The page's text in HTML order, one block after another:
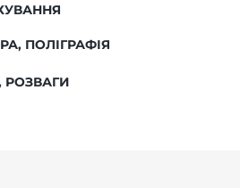
ПОЛІГРАФІЯ
РОЗВАГИ